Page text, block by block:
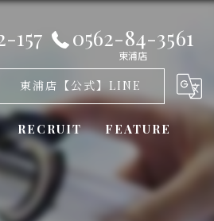
157 0562-84-3561
東浦店
東浦店【公式】LINE
RECRUIT FEATURE
オゾンパーマ